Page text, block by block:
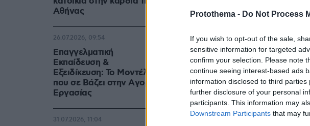
Protothema - Do Not Process
If you wish to opt-out of the sale,
sensitive information for targeted
confirm your selection. Please note
continue seeing interest-based ads
information disclosed to third
further disclosure of your personal
participants. This information may
Downstream Participants that may
Αθήνας
Επαγγελματική
Εκπαίδευση &
Εξειδίκευση: Το Mοντέλο
που σε Bάζει στην Aγορά
Eργασίας
26.07.2026, 09:54
31.07.2026, 11:04